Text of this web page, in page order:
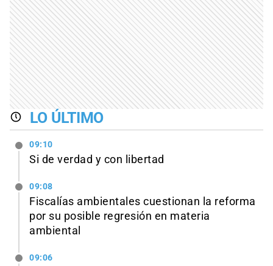
LO ÚLTIMO
09:10
Si de verdad y con libertad
09:08
Fiscalías ambientales cuestionan la reforma
por su posible regresión en materia
ambiental
09:06